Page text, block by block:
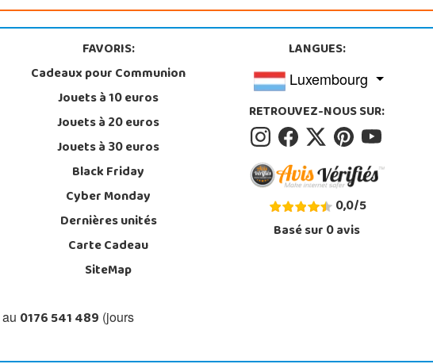
FAVORIS:
Cadeaux pour Communion
Jouets à 10 euros
Jouets à 20 euros
Jouets à 30 euros
Black Friday
Cyber Monday
Dernières unités
Carte Cadeau
SiteMap
LANGUES:
Luxembourg
RETROUVEZ-NOUS SUR:
0,0/5
Basé sur0avis
au 0176 541 489 (jours